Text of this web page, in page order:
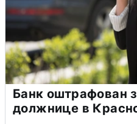
Банк оштрафован
должнице в